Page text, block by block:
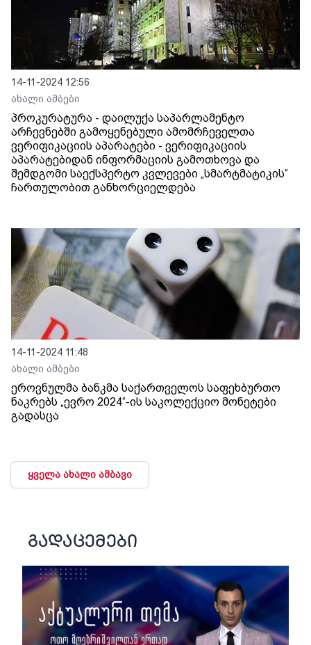
14-11-2024 12:56
ახალი ამბები
პროკურატურა - დაილუქა საპარლამენტო
არჩევნებში გამოყენებული ამომრჩეველთა
ვერიფიკაციის აპარატები - ვერიფიკაციის
აპარატებიდან ინფორმაციის გამოთხოვა და
შემდგომი საექსპერტო კვლევები „სმარტმატიკის“
ჩართულობით განხორციელდება
14-11-2024 11:48
ახალი ამბები
ეროვნულმა ბანკმა საქართველოს საფეხბურთო
ნაკრებს „ევრო 2024“-ის საკოლექციო მონეტები
გადასცა
ყველა ახალი ამბავი
გადაცემები